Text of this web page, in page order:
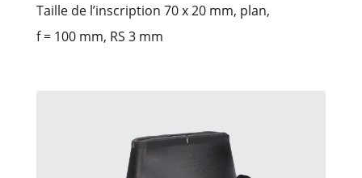
Taille de l’inscription 70 x 20 mm, plan,
f = 100 mm, RS 3 mm